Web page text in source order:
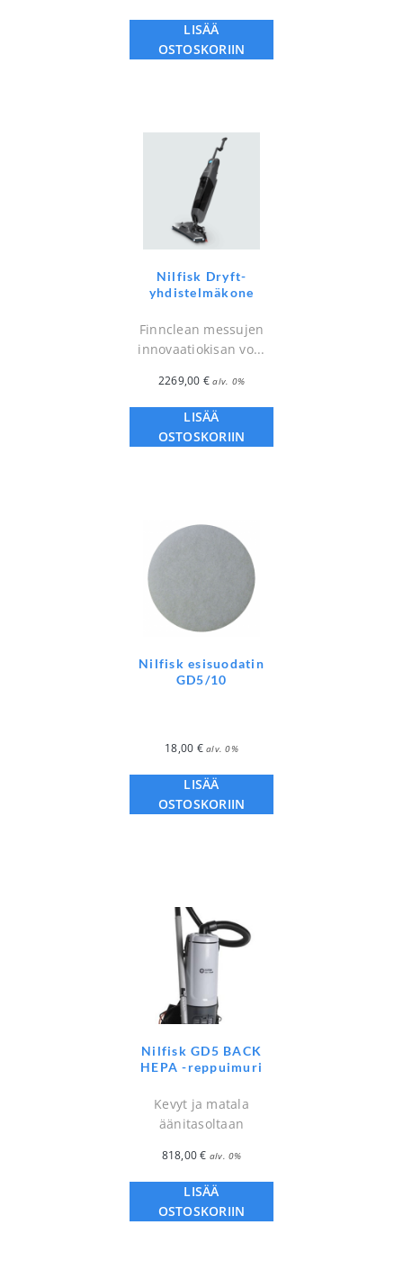
LISÄÄ
OSTOSKORIIN
Nilfisk Dryft-
yhdistelmäkone
Finnclean messujen
innovaatiokisan vo...
2269,00 € alv. 0%
LISÄÄ
OSTOSKORIIN
Nilfisk esisuodatin
GD5/10
18,00 € alv. 0%
LISÄÄ
OSTOSKORIIN
Nilfisk GD5 BACK
HEPA -reppuimuri
Kevyt ja matala
äänitasoltaan
818,00€ alv. 0%
LISÄÄ
OSTOSKORIIN